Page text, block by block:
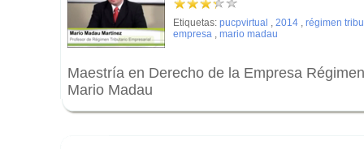
Etiquetas: pucpvirtual , 2014 , régimen
empresa , mario madau
Maestría en Derecho de la Empresa
Mario Madau